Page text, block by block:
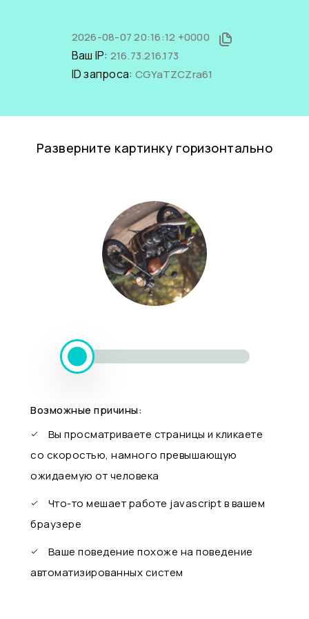
2026-08-07 20:16:12 +0000
Ваш IP: 216.73.216.173
ID запроса: CGYaTZCZra61
Разверните картинку горизонтально
Возможные причины:
Вы просматриваете страницы и кликаете
со скоростью, намного превышающую
ожидаемую от человека
Что-то мешает работе javascript в вашем
браузере
Ваше поведение похоже на поведение
автоматизированных систем